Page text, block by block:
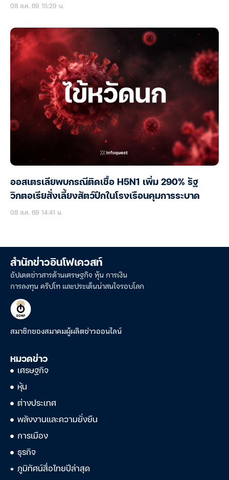
08 ส.ค. 69 15:29 น.
ออสเตรเลียพบกรณีติดเชื้อ H5N1 เพิ่ม 290% รัฐ
วิกตอเรียสั่งเลี้ยงสัตว์ปีกในโรงเรือนคุมการระบาด
08 ส.ค. 69 14:41 น.
สำนักข่าวอินโฟเควสท์
อัปเดตข่าวสารด้านเศรษฐกิจ หุ้น การเงิน
การลงทุน คริปโท และประเด็นน่าสนใจรอบโลก
สมาชิกของสมาคมผู้ผลิตข่าวออนไลน์
หมวดข่าว
เศรษฐกิจ
หุ้น
ต่างประเทศ
พลังงานและความยั่งยืน
การเมือง
ธุรกิจ
ภูมิทัศน์สื่อไทยปีล่าสุด